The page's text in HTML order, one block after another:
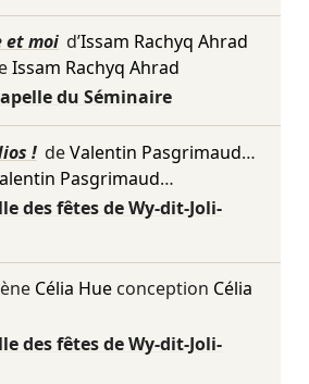
et moi d’Issam Rachyq Ahrad
Issam Rachyq Ahrad
du Séminaire
! deValentin Pasgrimaud…
Pasgrimaud…
des fêtes de Wy-dit-Joli-
Célia Hueconception Célia
des fêtes de Wy-dit-Joli-